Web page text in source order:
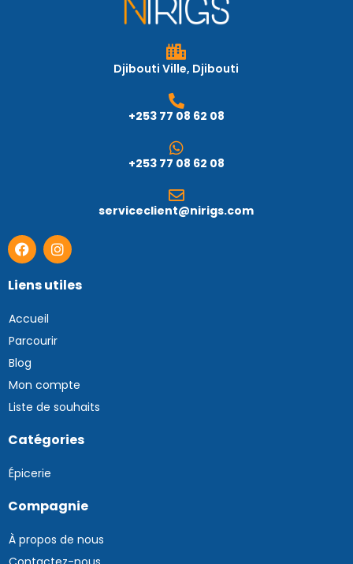
Djibouti Ville, Djibouti
+253 77 08 62 08
+253 77 08 62 08
serviceclient@nirigs.com
Liens utiles
Accueil
Parcourir
Blog
Mon compte
Liste de souhaits
Catégories
Épicerie
Compagnie
À propos de nous